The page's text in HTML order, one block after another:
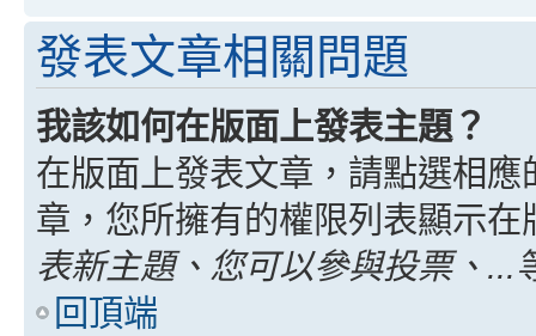
發表文章相關問題
我該如何在版面上發表主題？
在版面上發表文章，請點選相
章，您所擁有的權限列表顯示
表新主題、您可以參與投票、...
回頂端